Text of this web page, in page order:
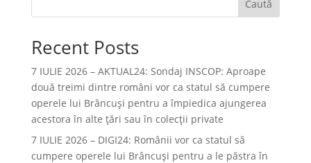
Caută
Recent Posts
7 IULIE 2026 – AKTUAL24: Sondaj INSCOP: Aproape
două treimi dintre români vor ca statul să cumpere
operele lui Brâncuşi pentru a împiedica ajungerea
acestora în alte ţări sau în colecţii private
7 IULIE 2026 – DIGI24: Românii vor ca statul să
cumpere operele lui Brâncuși pentru a le păstra în